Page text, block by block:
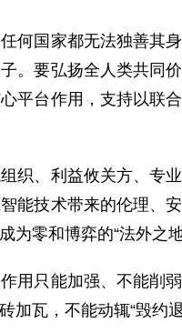
何国家都无法独善其
。要弘扬全人类共同
平台作用，支持以联
织、利益攸关方、专
能技术带来的伦理、
零和博弈的“法外之地
用只能加强、不能削
加瓦，不能动辄“毁约